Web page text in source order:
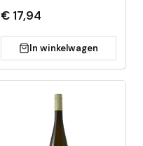
€ 17,94
In winkelwagen